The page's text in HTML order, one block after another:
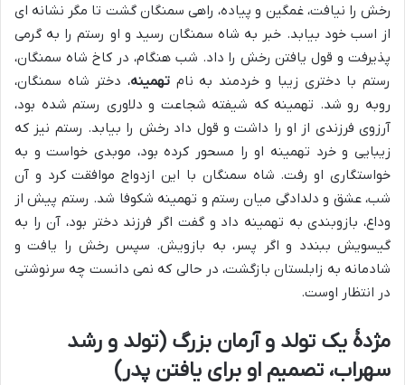
رخش را نیافت، غمگین و پیاده، راهی سمنگان گشت تا مگر نشانه ای
از اسب خود بیابد. خبر به شاه سمنگان رسید و او رستم را به گرمی
پذیرفت و قول یافتن رخش را داد. شب هنگام، در کاخ شاه سمنگان،
رستم با دختری زیبا و خردمند به نامتهمینه، دختر شاه سمنگان،
روبه رو شد. تهمینه که شیفته شجاعت و دلاوری رستم شده بود،
آرزوی فرزندی از او را داشت و قول داد رخش را بیابد. رستم نیز که
زیبایی و خرد تهمینه او را مسحور کرده بود، موبدی خواست و به
خواستگاری او رفت. شاه سمنگان با این ازدواج موافقت کرد و آن
شب، عشق و دلدادگی میان رستم و تهمینه شکوفا شد. رستم پیش از
وداع، بازوبندی به تهمینه داد و گفت اگر فرزند دختر بود، آن را به
گیسویش ببندد و اگر پسر، به بازویش. سپس رخش را یافت و
شادمانه به زابلستان بازگشت، در حالی که نمی دانست چه سرنوشتی
در انتظار اوست.
مژدۀ یک تولد و آرمان بزرگ (تولد و رشد
سهراب، تصمیم او برای یافتن پدر)